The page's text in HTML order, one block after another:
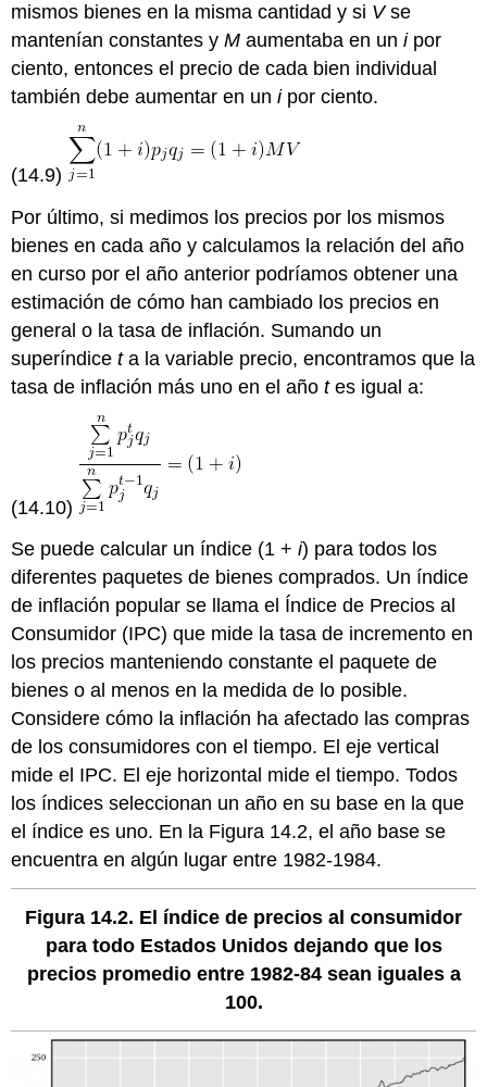
mismos bienes en la misma cantidad y si Vse
mantenían constantes yM aumentaba en unipor
ciento, entonces el precio de cada bien individual
también debe aumentar en unipor ciento.
(14.9)
Por último, si medimos los precios por los mismos
bienes en cada año y calculamos la relación del año
en curso por el año anterior podríamos obtener una
estimación de cómo han cambiado los precios en
general o la tasa de inflación. Sumando un
superíndiceta la variable precio, encontramos que la
tasa de inflación más uno en el añotes igual a:
(14.10)
Se puede calcular un índice (1 +i) para todos los
diferentes paquetes de bienes comprados. Un índice
de inflación popular se llama el Índice de Precios al
Consumidor (IPC) que mide la tasa de incremento en
los precios manteniendo constante el paquete de
bienes o al menos en la medida de lo posible.
Considere cómo la inflación ha afectado las compras
de los consumidores con el tiempo. El eje vertical
mide el IPC. El eje horizontal mide el tiempo. Todos
los índices seleccionan un año en su base en la que
el índice es uno. En la Figura 14.2, el año base se
encuentra en algún lugar entre 1982-1984.
Figura 14.2. El índice de precios al consumidor
para todo Estados Unidos dejando que los
precios promedio entre 1982-84 sean iguales a
100.